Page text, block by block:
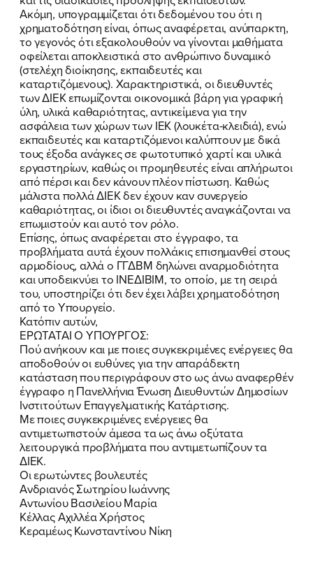
ΠΟΙΑ ΕΙΜΑΙ
ΕΡΓΟ
ΕΚΔΗΛΩΣΕΙΣ
ΝΕΑ
ΕΛΑ ΚΙ ΕΣΥ
FB IN TW
Ακόμη, υπογραμμίζεται ότι δεδομένου του ότι η
χρηματοδότηση είναι, όπως αναφέρεται, ανύπαρκτη,
το γεγονός ότι εξακολουθούν να γίνονται μαθήματα
οφείλεται αποκλειστικά στο ανθρώπινο δυναμικό
(στελέχη διοίκησης, εκπαιδευτές και
καταρτιζόμενους). Χαρακτηριστικά, οι διευθυντές
των ΔΙΕΚ επωμίζονται οικονομικά βάρη για γραφική
ύλη, υλικά καθαριότητας, αντικείμενα για την
ασφάλεια των χώρων των ΙΕΚ (λουκέτα-κλειδιά), ενώ
εκπαιδευτές και καταρτιζόμενοι καλύπτουν με δικά
τους έξοδα ανάγκες σε φωτοτυπικό χαρτί και υλικά
εργαστηρίων, καθώς οι προμηθευτές είναι απλήρωτοι
από πέρσι και δεν κάνουν πλέον πίστωση. Καθώς
μάλιστα πολλά ΔΙΕΚ δεν έχουν καν συνεργείο
καθαριότητας, οι ίδιοι οι διευθυντές αναγκάζονται να
επωμιστούν και αυτό τον ρόλο.
Επίσης, όπως αναφέρεται στο έγγραφο, τα
προβλήματα αυτά έχουν πολλάκις επισημανθεί στους
αρμοδίους, αλλά ο ΓΓΔΒΜ δηλώνει αναρμοδιότητα
και υποδεικνύει το ΙΝΕΔΙΒΙΜ, το οποίο, με τη σειρά
του, υποστηρίζει ότι δεν έχει λάβει χρηματοδότηση
από το Υπουργείο.
Κατόπιν αυτών,
ΕΡΩΤΑΤΑΙ Ο ΥΠΟΥΡΓΟΣ:
Πού ανήκουν και με ποιες συγκεκριμένες ενέργειες θα
αποδοθούν οι ευθύνες για την απαράδεκτη
κατάσταση που περιγράφουν στο ως άνω αναφερθέν
έγγραφο η Πανελλήνια Ένωση Διευθυντών Δημοσίων
Ινστιτούτων Επαγγελματικής Κατάρτισης.
Με ποιες συγκεκριμένες ενέργειες θα
αντιμετωπιστούν άμεσα τα ως άνω οξύτατα
λειτουργικά προβλήματα που αντιμετωπίζουν τα
ΔΙΕΚ.
Οι ερωτώντες βουλευτές
Ανδριανός Σωτηρίου Ιωάννης
Αντωνίου Βασιλείου Μαρία
Κέλλας Αχιλλέα Χρήστος
Κεραμέως Κωνσταντίνου Νίκη